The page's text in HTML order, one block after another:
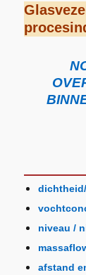
niveau /
afstand